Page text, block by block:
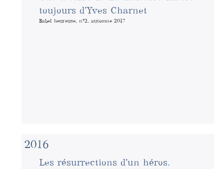
toujours d’Yves Charnet
Babel heureuse, n°2, automne 2017
2016
Les résurrections d’un héros.